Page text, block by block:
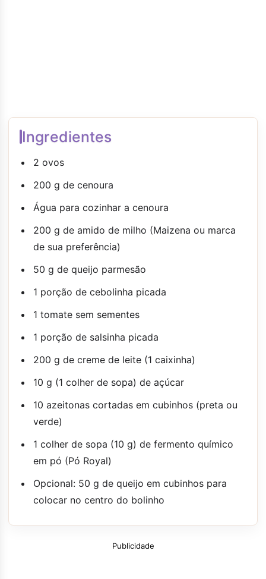
Ingredientes
2 ovos
200 g de cenoura
Água para cozinhar a cenoura
200 g de amido de milho (Maizena ou marca
de sua preferência)
50 g de queijo parmesão
1 porção de cebolinha picada
1 tomate sem sementes
1 porção de salsinha picada
200 g de creme de leite (1 caixinha)
10 g (1 colher de sopa) de açúcar
10 azeitonas cortadas em cubinhos (preta ou
verde)
1 colher de sopa (10 g) de fermento químico
em pó (Pó Royal)
Opcional: 50 g de queijo em cubinhos para
colocar no centro do bolinho
Publicidade